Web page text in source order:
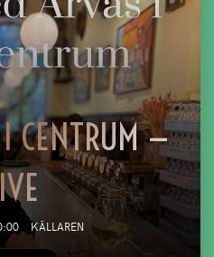
CENTRUM —
KÄLLAREN